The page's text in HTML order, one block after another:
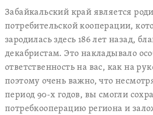
Забайкальский край является
потребительской кооперации,
зародилась здесь 186 лет назад,
декабристам. Это накладывало
ответственность на вас, как на
поэтому очень важно, что
период 90-х годов, вы смогли
потребкооперацию региона и